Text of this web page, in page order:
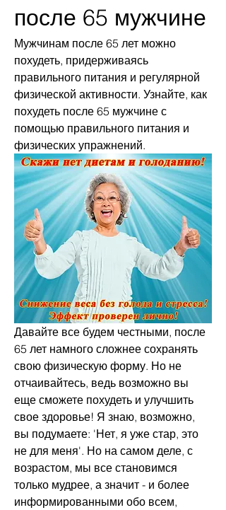
после 65 мужчине
Мужчинам после 65 лет можно
похудеть, придерживаясь
правильного питания и регулярной
физической активности. Узнайте, как
похудеть после 65 мужчине с
помощью правильного питания и
физических упражнений.
Давайте все будем честными, после
65 лет намного сложнее сохранять
свою физическую форму. Но не
отчаивайтесь, ведь возможно вы
еще сможете похудеть и улучшить
свое здоровье! Я знаю, возможно,
вы подумаете: 'Нет, я уже стар, это
не для меня'. Но на самом деле, с
возрастом, мы все становимся
только мудрее, а значит - и более
информированными обо всем,